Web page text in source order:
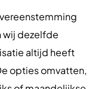
wij dezelfde
altijd heeft
opties omvatten,